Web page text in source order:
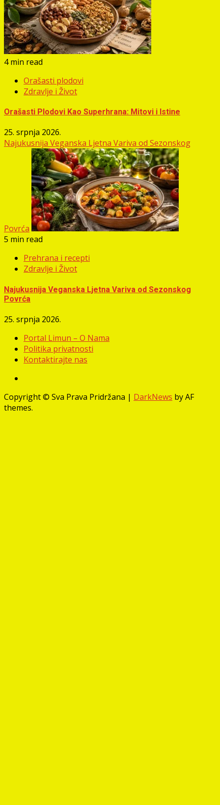
4 min read
Orašasti plodovi
Zdravlje i Život
Orašasti Plodovi Kao Superhrana: Mitovi i Istine
25. srpnja 2026.
Najukusnija Veganska Ljetna Variva od Sezonskog
Povrća
5 min read
Prehrana i recepti
Zdravlje i Život
Najukusnija Veganska Ljetna Variva od Sezonskog
Povrća
25. srpnja 2026.
Portal Limun – O Nama
Politika privatnosti
Kontaktirajte nas
Copyright © Sva Prava Pridržana | DarkNews by AF
themes.